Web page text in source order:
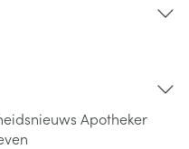
Apotheker